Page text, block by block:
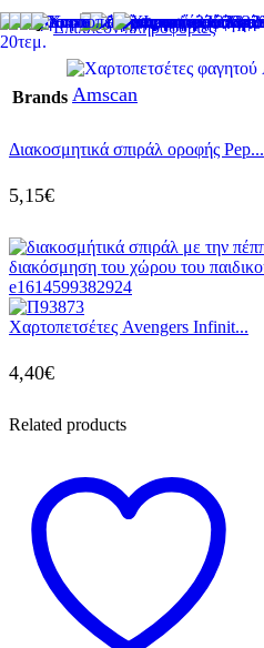
Επιπλέον πληροφορίες
Brands Amscan
Διακοσμητικά σπιράλ οροφής Pep...
5,15€
Χαρτοπετσέτες Avengers Infinit...
4,40€
Related products